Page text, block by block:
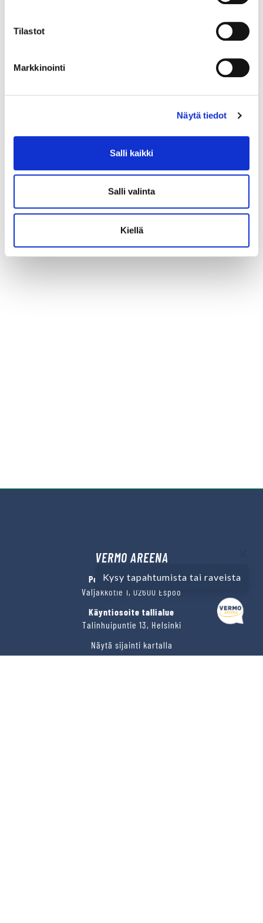
Tilastot
Markkinointi
Näytä tiedot
Salli kaikki
Salli valinta
Kiellä
Kysy tapahtumista tai raveista
(*) Information is mandatory
VERMO AREENA
Posti- ja käyntiosoite
Valjakkotie 1, 02600 Espoo
Käyntiosoite tallialue
Talinhuipuntie 13, Helsinki
Näytä sijainti kartalla